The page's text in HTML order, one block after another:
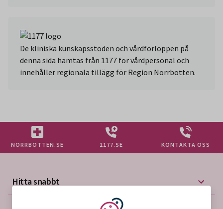
De kliniska kunskapsstöden och vårdförloppen på
denna sida hämtas från 1177 för vårdpersonal och
innehåller regionala tillägg för Region Norrbotten.
NORRBOTTEN.SE 1177.SE KONTAKTA OSS
Hitta snabbt